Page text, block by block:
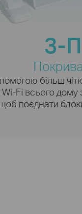
3-
більш
Wi-Fi всього
поєднати
Продукти Deco мають
покращити
екранів або
може
зниження